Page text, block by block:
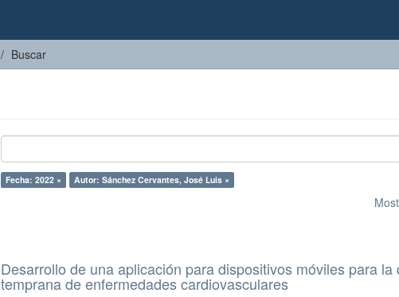
Buscar
Fecha: 2022 × Autor: Sánchez Cervantes, José Luis ×
Desarrollo de una aplicación para dispositivos móviles para la
temprana de enfermedades cardiovasculares